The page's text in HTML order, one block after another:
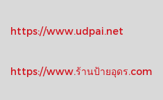
https://www.udpai.net
https://www.ร้านป้ายอุดร.com